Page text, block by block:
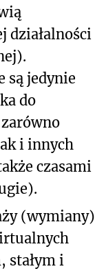
działalności
są jedynie
do
i innych
czasami
(wymiany)
stałym i